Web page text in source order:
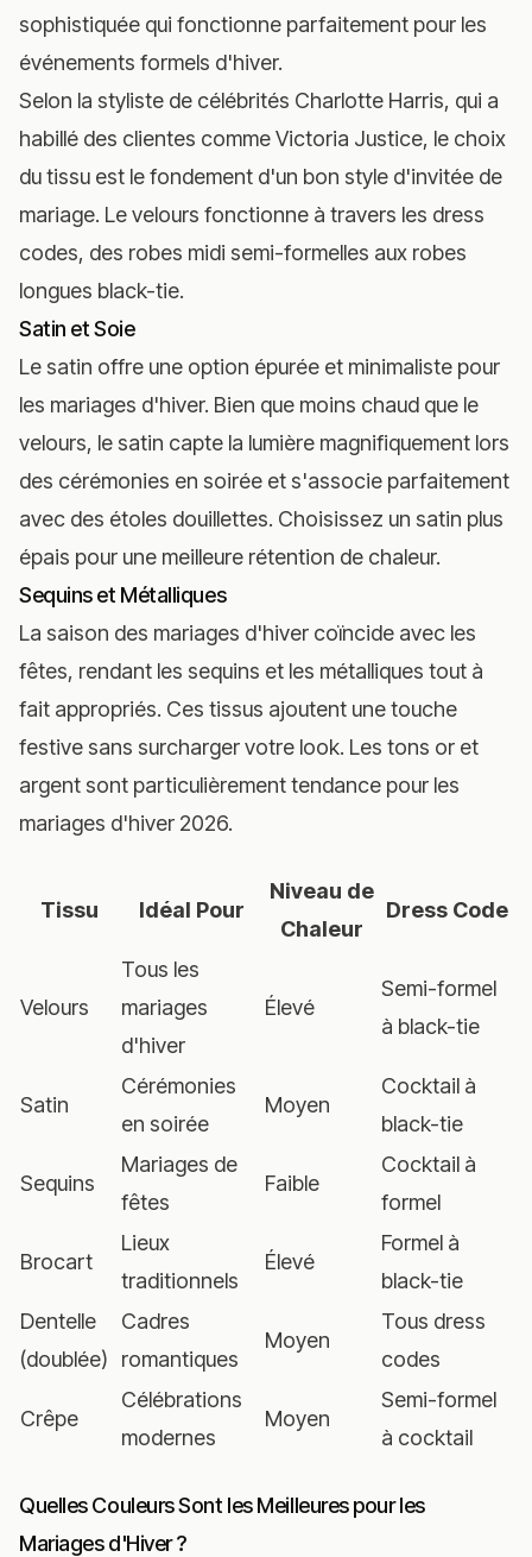
sophistiquée qui fonctionne parfaitement pour les
événements formels d'hiver.
Selon la styliste de célébrités Charlotte Harris, qui a
habillé des clientes comme Victoria Justice, le choix
du tissu est le fondement d'un bon style d'invitée de
mariage. Le velours fonctionne à travers les dress
codes, des robes midi semi-formelles aux robes
longues black-tie.
Satin et Soie
Le satin offre une option épurée et minimaliste pour
les mariages d'hiver. Bien que moins chaud que le
velours, le satin capte la lumière magnifiquement lors
des cérémonies en soirée et s'associe parfaitement
avec des étoles douillettes. Choisissez un satin plus
épais pour une meilleure rétention de chaleur.
Sequins et Métalliques
La saison des mariages d'hiver coïncide avec les
fêtes, rendant les sequins et les métalliques tout à
fait appropriés. Ces tissus ajoutent une touche
festive sans surcharger votre look. Les tons or et
argent sont particulièrement tendance pour les
mariages d'hiver 2026.
Tissu Idéal Pour
Niveau de
Chaleur
Dress Code
Velours
Tous les
mariages
d'hiver
Élevé
Semi-formel
à black-tie
Satin
Cérémonies
en soirée
Moyen
Cocktail à
black-tie
Sequins
Mariages de
fêtes
Faible
Cocktail à
formel
Brocart
Lieux
traditionnels
Élevé
Formel à
black-tie
Dentelle
(doublée)
Cadres
romantiques
Moyen
Tous dress
codes
Crêpe
Célébrations
modernes
Moyen
Semi-formel
à cocktail
Quelles Couleurs Sont les Meilleures pour les
Mariages d'Hiver ?